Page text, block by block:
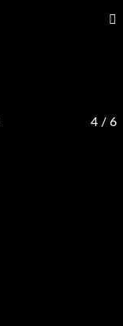
4 / 6